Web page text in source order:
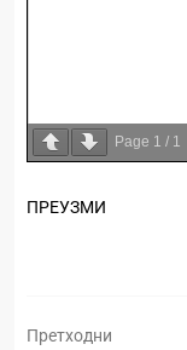
Page 1 / 1
ПРЕУЗМИ
Претходни